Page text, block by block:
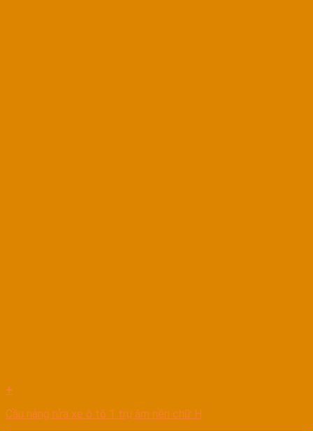
+
Cầu nâng rửa xe ô tô 1 trụ âm nền chữ H